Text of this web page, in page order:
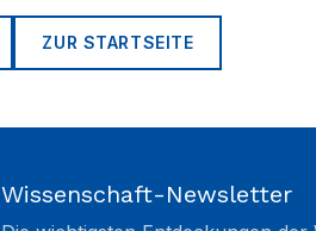
ZUR STARTSEITE
Wissenschaft-Newsletter